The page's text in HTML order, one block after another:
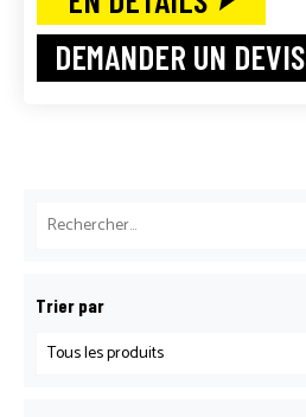
DEMANDER UN DEVIS
Trier par